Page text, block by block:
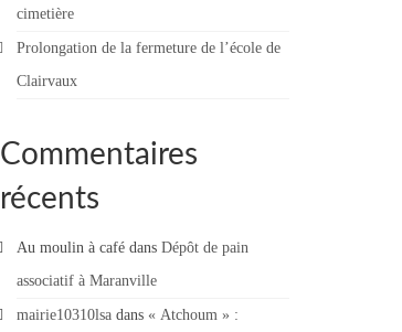
cimetière
Prolongation de la fermeture de l’école de
Clairvaux
Commentaires
récents
Au moulin à cafédans Dépôt de pain
associatif à Maranville
mairie10310lsadans « Atchoum » :